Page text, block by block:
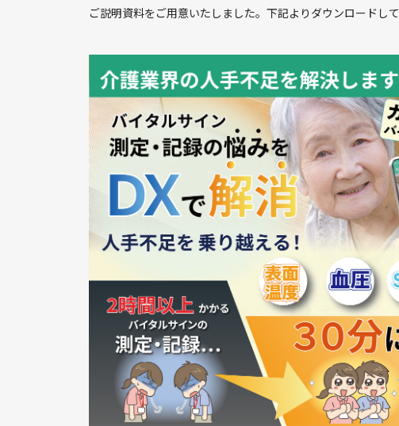
ご説明資料をご用意いたしました。下記よりダウンロードし